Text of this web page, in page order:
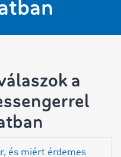
a
és miért érdemes